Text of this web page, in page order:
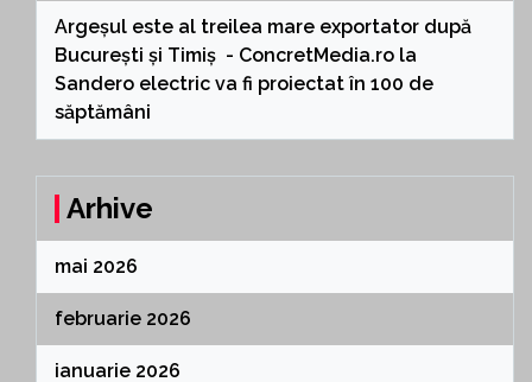
Argeșul este al treilea mare exportator după
București și Timiș - ConcretMedia.ro la
Sandero electric va fi proiectat în 100 de
săptămâni
Arhive
mai 2026
februarie 2026
ianuarie 2026